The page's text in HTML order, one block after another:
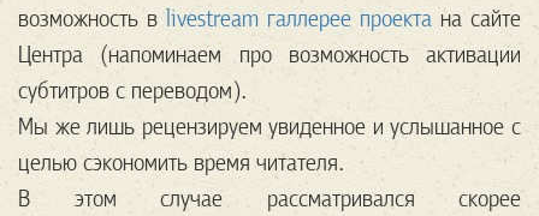
возможность в livestream галлерее проекта на сайте
Центра (напоминаем про возможность активации
субтитров с переводом).
Мы же лишь рецензируем увиденное и услышанное с
целью сэкономить время читателя.
В этом случае рассматривался скорее